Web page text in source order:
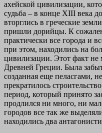
ахейской цивилизации,
судьба – в конце XIII века
вторглись в греческие
пришли дорийцы. К
практически все города и
при этом, находились на
цивилизации. Этот факт не
Древней Греции. Была
созданная еще пеласгами,
прекратилось
период, который принято
продлился ни много, ни
городов все так же
находились два